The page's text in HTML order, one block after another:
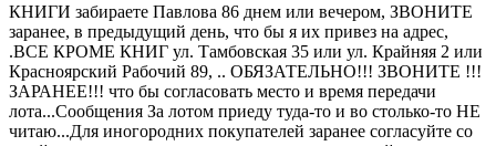
КНИГИ забираете Павлова 86 днем или вечером, ЗВОНИТЕ
заранее, в предыдущий день, что бы я их привез на адрес,
.ВСЕ КРОМЕ КНИГ ул. Тамбовская 35 или ул. Крайняя 2 или
Красноярский Рабочий 89, .. ОБЯЗАТЕЛЬНО!!! ЗВОНИТЕ !!!
ЗАРАНЕЕ!!! что бы согласовать место и время передачи
лота...Сообщения За лотом приеду туда-то и во столько-то НЕ
читаю...Для иногородних покупателей заранее согласуйте со